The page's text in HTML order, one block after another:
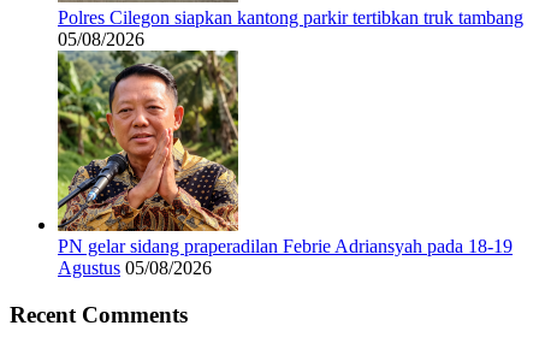
Polres Cilegon siapkan kantong parkir tertibkan truk tambang
05/08/2026
PN gelar sidang praperadilan Febrie Adriansyah pada 18-19
Agustus 05/08/2026
Recent Comments